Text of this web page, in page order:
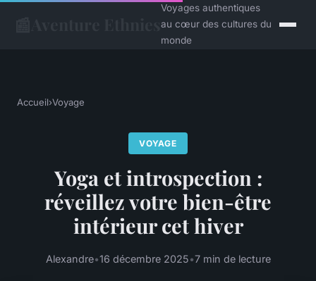
Voyages authentiques
au cœur des cultures du
monde
Accueil›Voyage
VOYAGE
Yoga et introspection :
réveillez votre bien-être
intérieur cet hiver
Alexandre•16 décembre 2025•7 min de lecture